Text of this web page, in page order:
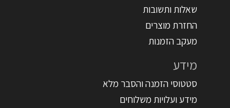
שאלות ותשובות
החזרת מוצרים
מעקב הזמנות
מידע
סטטוסי הזמנה והסבר מלא
מידע ועלויות משלוחים